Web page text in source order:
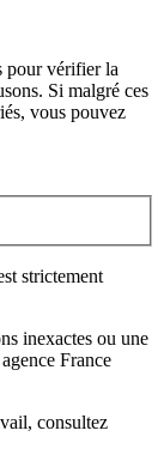
pour vérifier la
Si malgré ces
vous pouvez
strictement
inexactes ou une
France
, consultez